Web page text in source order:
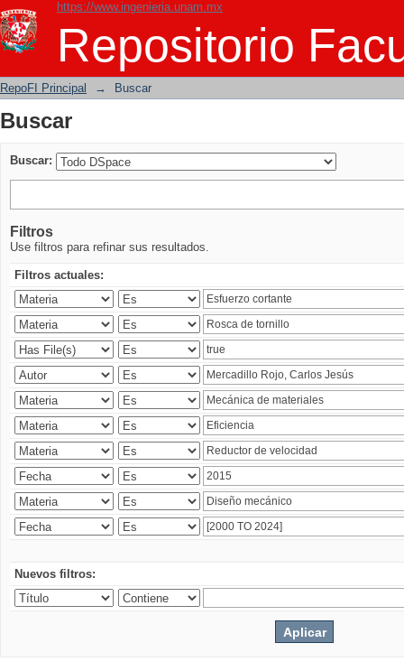
https://www.ingenieria.unam.mx
Repositorio
Buscar
RepoFI Principal → Buscar
Buscar
Buscar:
Filtros
Use filtros para refinar sus resultados.
Filtros actuales:
Nuevos filtros: